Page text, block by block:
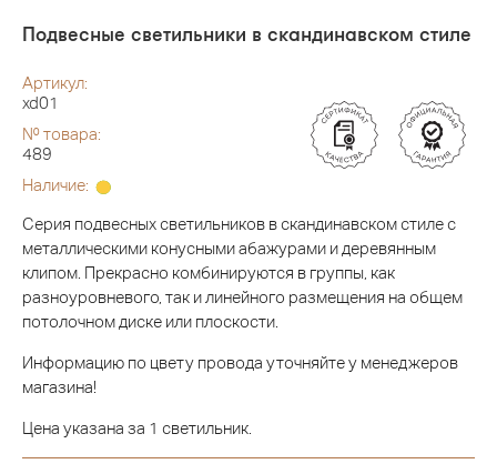
Подвесные светильники в скандинавском стиле
Артикул:
xd01
№ товара:
489
Наличие:
Серия подвесных светильников в скандинавском стиле с
металлическими конусными абажурами и деревянным
клипом. Прекрасно комбинируются в группы, как
разноуровневого, так и линейного размещения на общем
потолочном диске или плоскости.
Информацию по цвету провода уточняйте у менеджеров
магазина!
Цена указана за 1 светильник.